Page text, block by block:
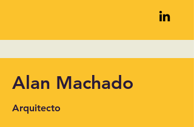
Alan Machado
Arquitecto